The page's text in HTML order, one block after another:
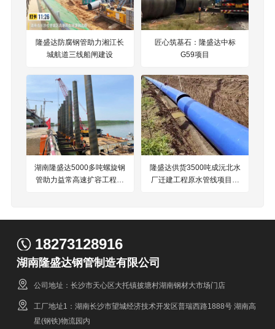
隆盛达防腐钢管助力湘江长
城航道三线船闸建设
匠心筑基石：隆盛达中标
G59项目
湖南隆盛达5000多吨螺旋钢
管助力益常高速扩容工程项
隆盛达供货3500吨成沅北水
厂迁建工程原水管线项目钢
18273128916
湖南隆盛达钢管制造有限公司
公司地址：长沙市天心区大托镇披塘村湖南钢材大市场门店
工厂地址1：湖南长沙市望城经济技术开发区普瑞西路1888号 湖南高
星(钢铁)物流园内